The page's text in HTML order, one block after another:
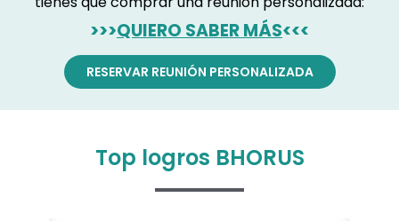
>>>QUIERO SABER MÁS<<<
RESERVAR REUNIÓN PERSONALIZADA
Top logros BHORUS